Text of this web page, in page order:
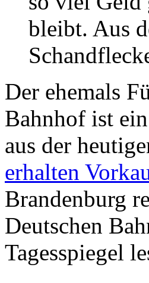
bleibt. Aus
Der ehemals
Bahnhof ist
aus der
erhalten
Brandenburg
Deutschen
Tagesspiegel